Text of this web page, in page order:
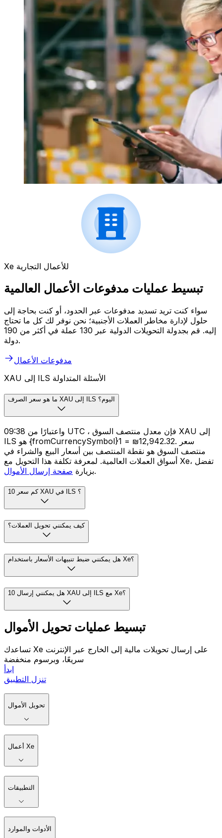
Xe للأعمال التجارية
تبسيط عمليات مدفوعات الأعمال العالمية
سواء كنت تريد تسديد مدفوعات عبر الحدود، أو كنت بحاجة إلى
حلول لإدارة مخاطر العملات الأجنبية؛ نحن نوفر لك كل ما تحتاج
إليه. قم بجدولة التحويلات الدولية عبر 130 عملة في أكثر من 190
دولة.
مدفوعات الأعمال
XAU إلى ILS الأسئلة المتداولة
ما هو سعر الصرف XAU إلى ILS اليوم؟
واعتبارًا من 09:38 UTC ، فإن معدل منتصف السوق XAU إلى
ILS هو {fromCurrencySymbol}1 = ₪12,942.32. سعر
منتصف السوق هو نقطة المنتصف بين أسعار البيع والشراء في
أسواق العملات العالمية. لمعرفة تكلفة هذا التحويل مع Xe، تفضل
بزيارة صفحة إرسال الأموال .
كم سعر 10 XAU في ILS ؟
كيف يمكنني تحويل العملات؟
هل يمكنني ضبط تنبيهات الأسعار باستخدام Xe؟
هل يمكنني إرسال 10 XAU إلى ILS مع Xe؟
تبسيط عمليات تحويل الأموال
تساعدك Xe على إرسال تحويلات مالية إلى الخارج عبر الإنترنت
سريعًا، وبرسوم منخفضة
ابدأ
تنزل التطبيق
تحويل الأموال
أعمال Xe
التطبيقات
الأدوات والموارد